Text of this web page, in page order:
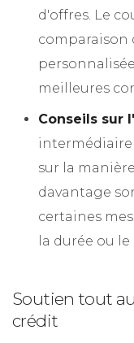
d'offres. Le
comparaison
meilleures
Conseils sur
sur la
davantage
certaines
la durée ou
Soutien tout
crédit